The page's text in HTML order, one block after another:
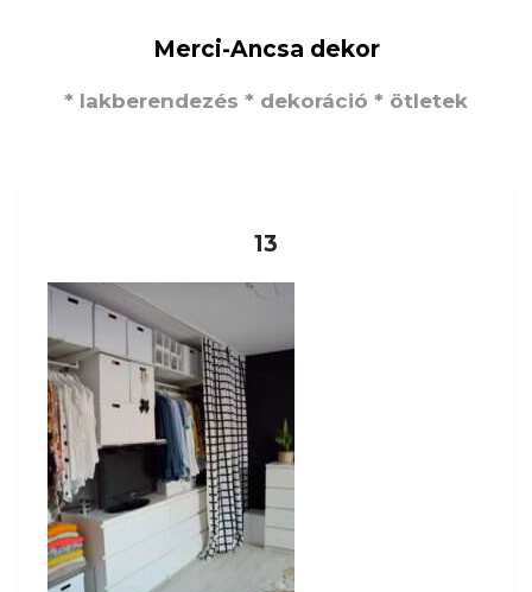
Merci-Ancsa dekor
* lakberendezés * dekoráció * ötletek
13